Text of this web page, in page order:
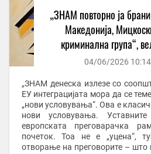
„ЗНАМ повторно ја
Македонија,
криминална група“,
04/06/2026
„ЗНАМ денеска излезе со
ЕУ интеграцијата мора да се
„нови условувања“. Ова е
нови условувања.
европската преговарачка
почеток. Тоа не е „уцена“,
отворање на преговорите – што